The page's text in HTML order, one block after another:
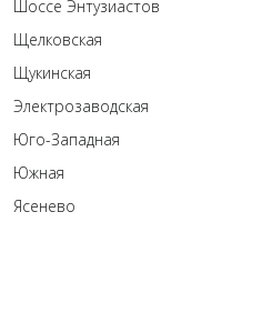
Шоссе Энтузиастов
Щелковская
Щукинская
Электрозаводская
Юго-Западная
Южная
Ясенево